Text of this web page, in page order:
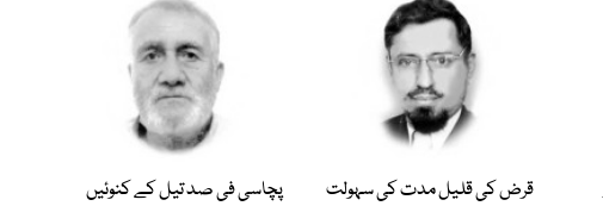
قرض کی قلیل مدت کی سہولت پچاسی فی صد تیل کے کنوئیں